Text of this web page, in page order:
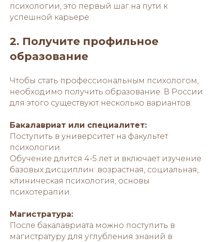
психологии, это первый шаг на пути к
успешной карьере.
2. Получите профильное
образование
Чтобы стать профессиональным психологом,
необходимо получить образование. В России
для этого существуют несколько вариантов:
Бакалавриат или специалитет:
Поступить в университет на факультет
психологии.
Обучение длится 4-5 лет и включает изучение
базовых дисциплин: возрастная, социальная,
клиническая психология, основы
психотерапии.
Магистратура:
После бакалавриата можно поступить в
магистратуру для углубления знаний в